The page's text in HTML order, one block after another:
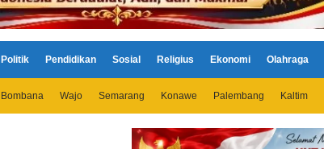
Politik Pendidikan Sosial Religius Ekonomi Olahraga
Bombana Wajo Semarang Konawe Palembang Kaltim